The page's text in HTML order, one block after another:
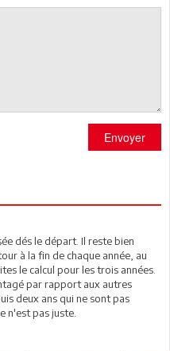
Envoyer
dés le départ. Il reste bien
à la fin de chaque année, au
le calcul pour les trois années.
par rapport aux autres
deux ans qui ne sont pas
n'est pas juste.